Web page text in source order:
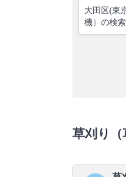
大田区(東
機）の検
草刈り（